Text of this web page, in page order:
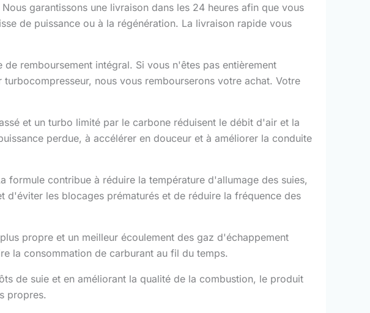
Nous garantissons une livraison dans les 24 heures afin que vous
de puissance ou à la régénération. La livraison rapide vous
de remboursement intégral. Si vous n'êtes pas entièrement
nous vous rembourserons votre achat. Votre
et un turbo limité par le carbone réduisent le débit d'air et la
perdue, à accélérer en douceur et à améliorer la conduite
formule contribue à réduire la température d'allumage des suies,
les blocages prématurés et de réduire la fréquence des
propre et un meilleur écoulement des gaz d'échappement
la consommation de carburant au fil du temps.
de suie et en améliorant la qualité de la combustion, le produit
propres.